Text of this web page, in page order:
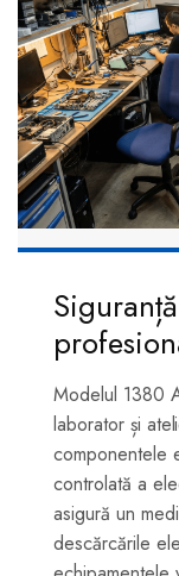
Modelul 1380
laborator și
componentele
controlată a
asigură un
descărcările